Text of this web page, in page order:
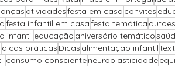
atividadesfesta em casa convites
festa infantil em casafesta temática
infantil educação aniversário temático
dicas práticas Dicas alimentação infantil
consumo conscienteneuroplasticidade